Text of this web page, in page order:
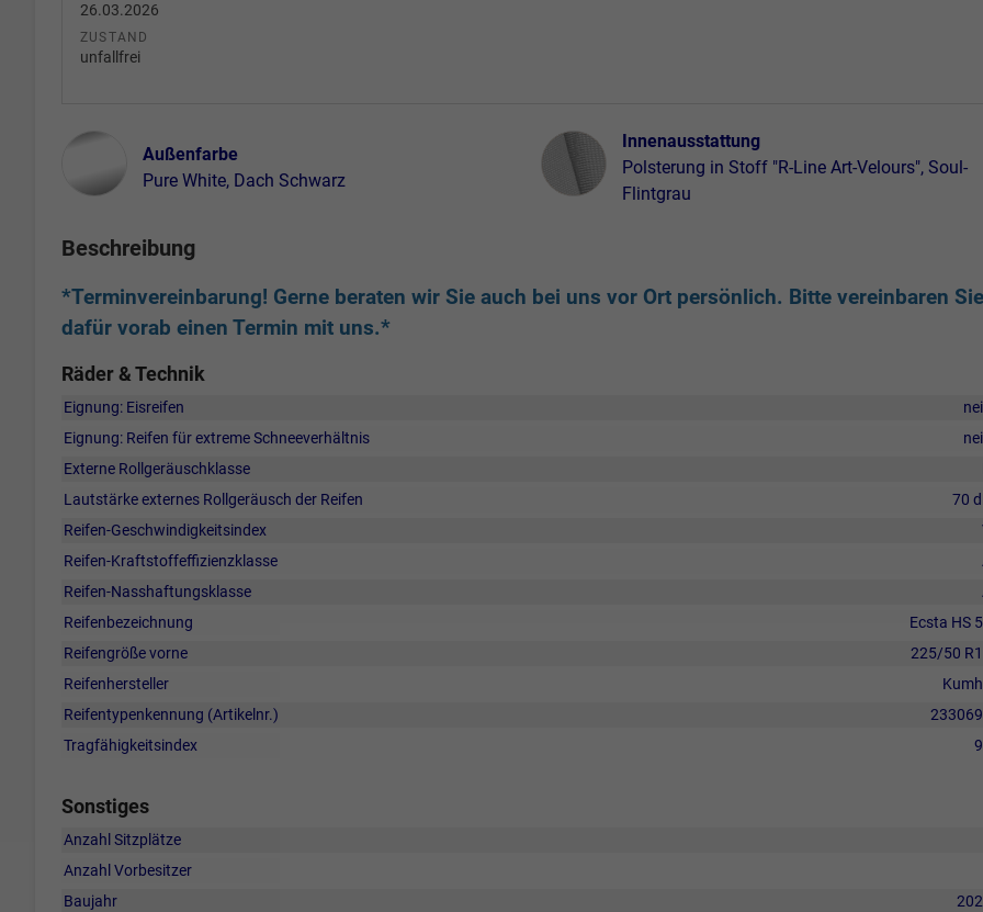
26.03.2026
ZUSTAND
unfallfrei
Außenfarbe
Pure White, Dach Schwarz
InnenausstattungInnenausstattung
Polsterung in Stoff "R-Line Art-Velours", Soul-
Flintgrau
Beschreibung
*Terminvereinbarung! Gerne beraten wir Sie auch bei uns vor Ort persönlich. Bitte vereinbaren Sie
dafür vorab einen Termin mit uns.*
Räder & Technik
Eignung: Eisreifen
Eignung: Reifen für extreme Schneeverhältnis
Externe Rollgeräuschklasse
Lautstärke externes Rollgeräusch der Reifen
70
Reifen-Geschwindigkeitsindex
Reifen-Kraftstoffeffizienzklasse
Reifen-Nasshaftungsklasse
Reifenbezeichnung
Ecsta HS
Reifengröße vorne
225/50
Reifenhersteller
Reifentypenkennung (Artikelnr.)
Tragfähigkeitsindex
Sonstiges
Anzahl Sitzplätze
Anzahl Vorbesitzer
Baujahr